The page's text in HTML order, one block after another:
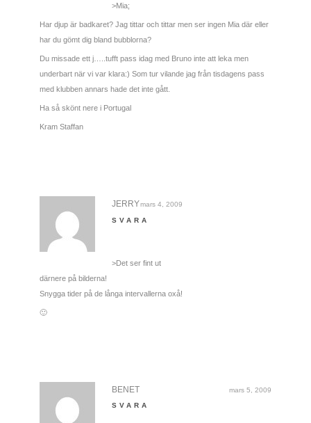
>Mia;
Har djup är badkaret? Jag tittar och tittar men ser ingen Mia där eller
har du gömt dig bland bubblorna?
Du missade ett j…..tufft pass idag med Bruno inte att leka men
underbart när vi var klara:) Som tur vilande jag från tisdagens pass
med klubben annars hade det inte gått.
Ha så skönt nere i Portugal
Kram Staffan
mars 4, 2009
JERRY
SVARA
>Det ser fint ut
därnere på bilderna!
Snygga tider på de långa intervallerna oxå!
🙂
mars 5, 2009
BENET
SVARA